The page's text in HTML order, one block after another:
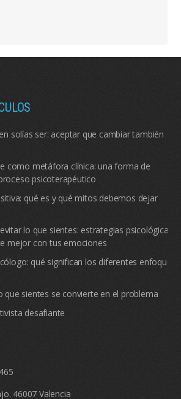
solías ser: aceptar que cambiar también
como metáfora clínica: una forma de
psicoterapéutico
qué es y qué mitos debemos dejar
lo que sientes: estrategias psicológicas
mejor con tus emociones
qué significan los diferentes enfoques
que sientes se convierte en el problema
desafiante
46007 Valencia